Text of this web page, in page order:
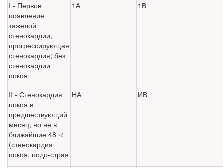
I - Первое
появление
тяжелой
стенокардии,
прогрессирующая
стенокардия; без
стенокардии
покоя
1А 1В
II - Стенокардия
покоя в
предшествующий
месяц, но не в
бли­жайшие 48 ч;
(стено­кардия
покоя, подо-страя
НА ИВ